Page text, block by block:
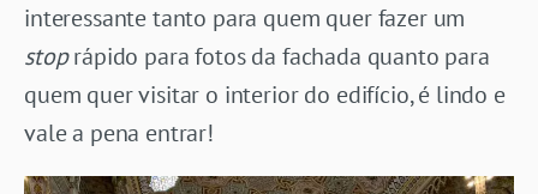
interessante tanto para quem quer fazer um
stoprápido para fotos da fachada quanto para
quem quer visitar o interior do edifício, é lindo e
vale a pena entrar!